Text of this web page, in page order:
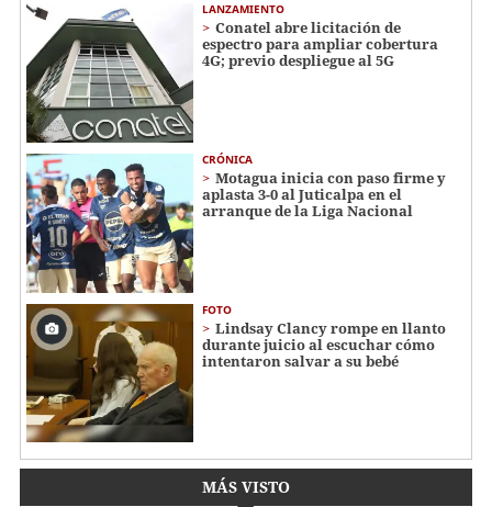
LANZAMIENTO
Conatel abre licitación de
espectro para ampliar cobertura
4G; previo despliegue al 5G
CRÓNICA
Motagua inicia con paso firme y
aplasta 3-0 al Juticalpa en el
arranque de la Liga Nacional
FOTO
Lindsay Clancy rompe en llanto
durante juicio al escuchar cómo
intentaron salvar a su bebé
MÁS VISTO